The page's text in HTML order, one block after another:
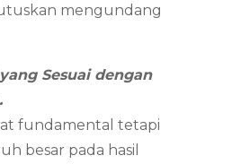
mengundang
Sesuai dengan
fundamental tetapi
besar pada hasil